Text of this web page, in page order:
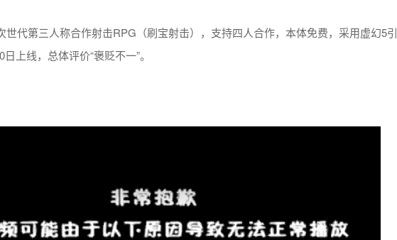
世代第三人称合作射击RPG（刷宝射击），支持四人合作，本体免费，采用虚幻5引
上线，总体评价“褒贬不一”。